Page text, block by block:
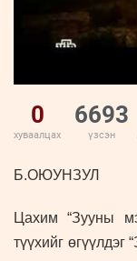
0
хуваалцах
6693
үзсэн
Б.ОЮУНЗУЛ
Цахим “Зууны
түүхийг өгүүлдэг